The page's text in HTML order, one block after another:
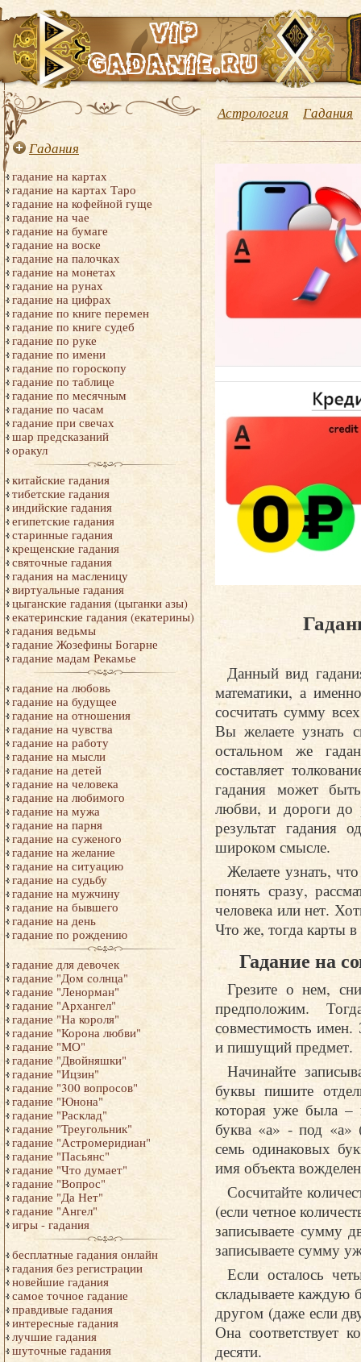
Гадания
гадание на картах
гадание на картах Таро
гадание на кофейной гуще
гадание на чае
гадание на бумаге
гадание на воске
гадание на палочках
гадание на монетах
гадание на рунах
гадание на цифрах
гадание по книге перемен
гадание по книге судеб
гадание по руке
гадание по имени
гадание по гороскопу
гадание по таблице
гадание по месячным
гадание по часам
гадание при свечах
шар предсказаний
оракул
китайские гадания
тибетские гадания
индийские гадания
египетские гадания
старинные гадания
крещенские гадания
святочные гадания
гадания на масленицу
виртуальные гадания
цыганские гадания (цыганки азы)
екатеринские гадания (екатерины)
гадания ведьмы
гадание Жозефины Богарне
гадание мадам Рекамье
гадание на любовь
гадание на будущее
гадание на отношения
гадание на чувства
гадание на работу
гадание на мысли
гадание на детей
гадание на человека
гадание на любимого
гадание на мужа
гадание на парня
гадание на суженого
гадание на желание
гадание на ситуацию
гадание на судьбу
гадание на мужчину
гадание на бывшего
гадание на день
гадание по рождению
гадание для девочек
гадание "Дом солнца"
гадание "Ленорман"
гадание "Архангел"
гадание "На короля"
гадание "Корона любви"
гадание "МО"
гадание "Двойняшки"
гадание "Ицзин"
гадание "300 вопросов"
гадание "Юнона"
гадание "Расклад"
гадание "Треугольник"
гадание "Астромеридиан"
гадание "Пасьянс"
гадание "Что думает"
гадание "Вопрос"
гадание "Да Нет"
гадание "Ангел"
игры - гадания
бесплатные гадания онлайн
гадания без регистрации
новейшие гадания
самое точное гадание
правдивые гадания
интересные гадания
лучшие гадания
шуточные гадания
Астрология Гадания
Данный вид
математики, а
сосчитать сумму
Вы желаете узнать
остальном же
составляет
гадания может
любви, и дороги до
результат гадания
широком смысле.
Желаете узнать,
понять сразу,
человека или нет.
Что же, тогда карты
Гадание на
Грезите о нем,
предположим.
совместимость
и пишущий предмет.
Начинайте
буквы пишите
которая уже была –
буква «а» - под «а»
семь одинаковых
имя объекта
Сосчитайте
(если четное
записываете сумму
записываете сумму
Если осталось
складываете каждую
другом (даже если
Она соответствует
десяти.